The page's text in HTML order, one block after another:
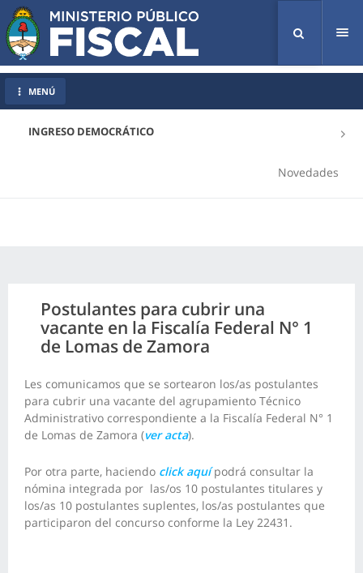
INGRESO DEMOCRÁTICO
Novedades
MENÚ
Postulantes para cubrir una
vacante en la Fiscalía Federal N° 1
de Lomas de Zamora
Les comunicamos que se sortearon los/as postulantes
para cubrir una vacante del agrupamiento Técnico
Administrativo correspondiente a la Fiscalía Federal N° 1
de Lomas de Zamora (ver acta).
Por otra parte, haciendo click aquí podrá consultar la
nómina integrada por las/os 10 postulantes titulares y
los/as 10 postulantes suplentes, los/as postulantes que
participaron del concurso conforme la Ley 22431.